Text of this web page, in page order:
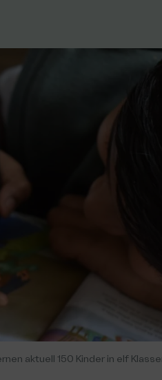
aktuell 150 Kinder in elf